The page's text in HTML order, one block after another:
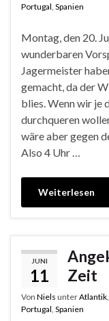
Portugal Spanien
Montag, den 20.
wunderbaren
Jagermeister
gemacht, da der
blies. Wenn wir je
durchqueren
wäre aber gegen
Also 4 Uhr …
Weiterlesen
JUNI
11
Zeit
Von Niels unterAtlantik
Portugal Spanien